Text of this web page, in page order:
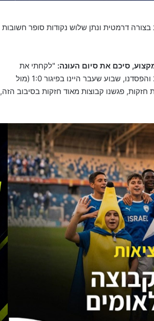
דרמטית ונתן שלוש נקודות סופר חשובות
סיכם את סיום העונה: "לקחתי את
הקבוצה שלושה מחזורים לסיום מאז טובורק. מול טובורק הובלנו 2:0 והפסדנו, שבוע שעבר היינו בפיגור 1:0 (מול
קבוצות חזקות, פגשנו קבוצות מאוד חזקות בסיבוב הזה,